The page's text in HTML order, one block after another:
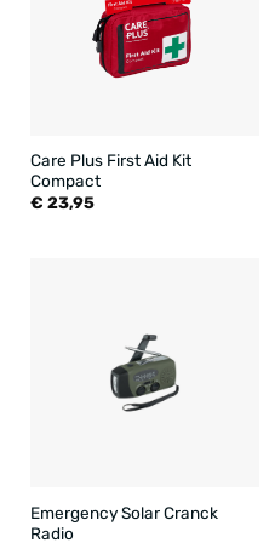
Care Plus First Aid Kit
Compact
€ 23,95
Emergency Solar Cranck
Radio